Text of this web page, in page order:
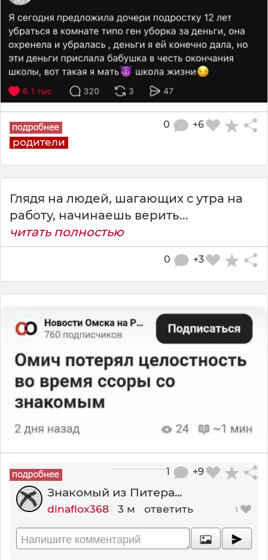
родители
+6
0
Глядя на людей, шагающих с утра на
работу, начинаешь верить...
читать полностью
+3
0
+9
1
Знакомый из Питера...
dinaflox368 3 м ответить 1